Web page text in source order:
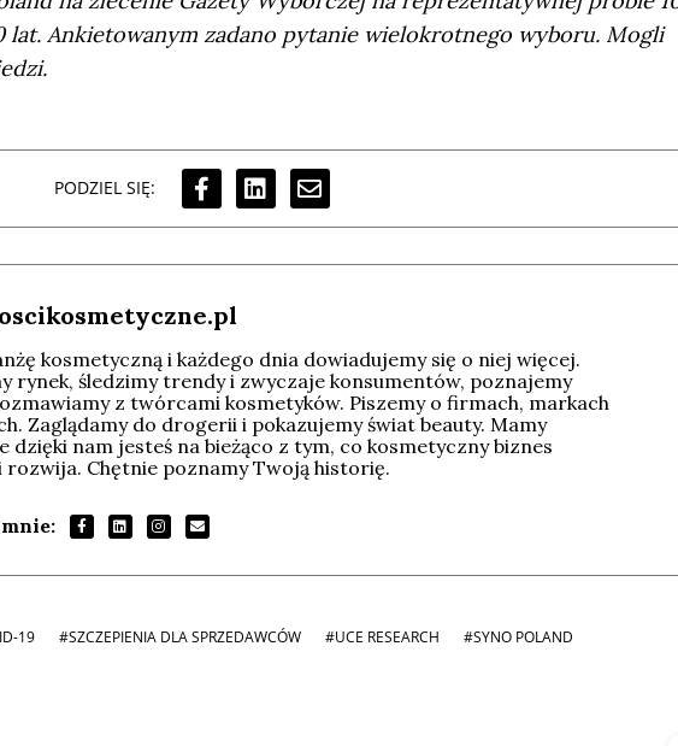
lat. Ankietowanym zadano pytanie wielokrotnego wyboru. Mogli
PODZIEL SIĘ:
kosmetyczną i każdego dnia dowiadujemy się o niej więcej.
rynek, śledzimy trendy i zwyczaje konsumentów, poznajemy
z twórcami kosmetyków. Piszemy o firmach, markach
Zaglądamy do drogerii i pokazujemy świat beauty. Mamy
dzięki nam jesteś na bieżąco z tym, co kosmetyczny biznes
rozwija. Chętnie poznamy Twoją historię.
19 #SZCZEPIENIA DLA SPRZEDAWCÓW #UCE RESEARCH #SYNO POLAND